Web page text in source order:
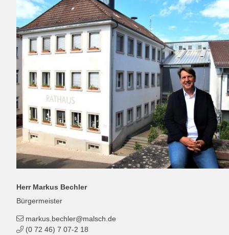
Herr Markus Bechler
Bürgermeister
markus.bechler@malsch.de
(0 72 46) 7 07-2 18